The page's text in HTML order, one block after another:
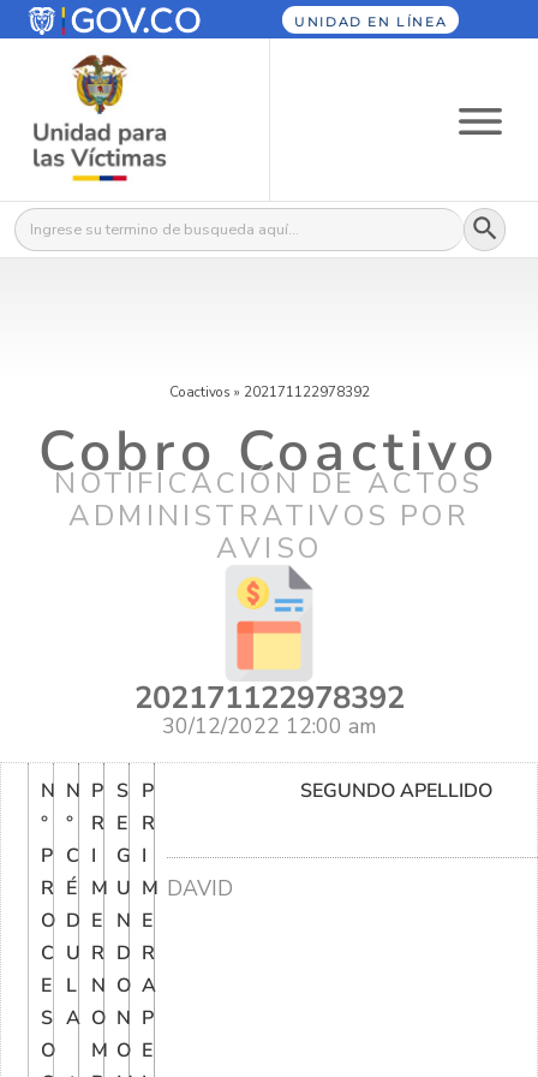
UNIDAD EN LÍNEA
Buscar: Botón
Coactivos » 202171122978392
Cobro Coactivo
NOTIFICACIÓN DE ACTOS
ADMINISTRATIVOS POR
AVISO
202171122978392
30/12/2022 12:00 am
N
°
P
R
O
C
E
S
O
N
°
C
É
D
U
L
A
P
R
I
M
E
R
N
O
M
S
E
G
U
N
D
O
N
O
P
R
I
M
E
R
A
P
E
SEGUNDO APELLIDO
DAVID